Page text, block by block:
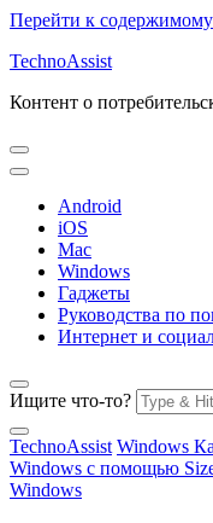
Перейти к содержимому
TechnoAssist
Контент о
Android
iOS
Mac
Windows
Гаджеты
Руководства по
Интернет и
Ищите что-то?
TechnoAssist Windows
Windows с помощью
Windows